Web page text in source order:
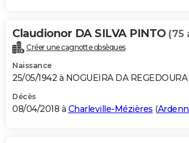
Claudionor DA SILVA PINTO (75
Créer une cagnotte obsèques
Naissance
25/05/1942 à NOGUEIRA DA
Décès
08/04/2018 à Charleville-Mézières (